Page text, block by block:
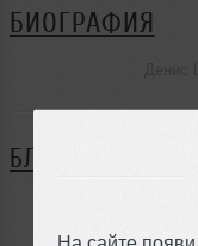
На сайте
БИОГРАФИЯ
БЛОГ